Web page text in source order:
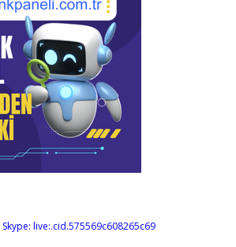
Skype: live:.cid.575569c608265c69